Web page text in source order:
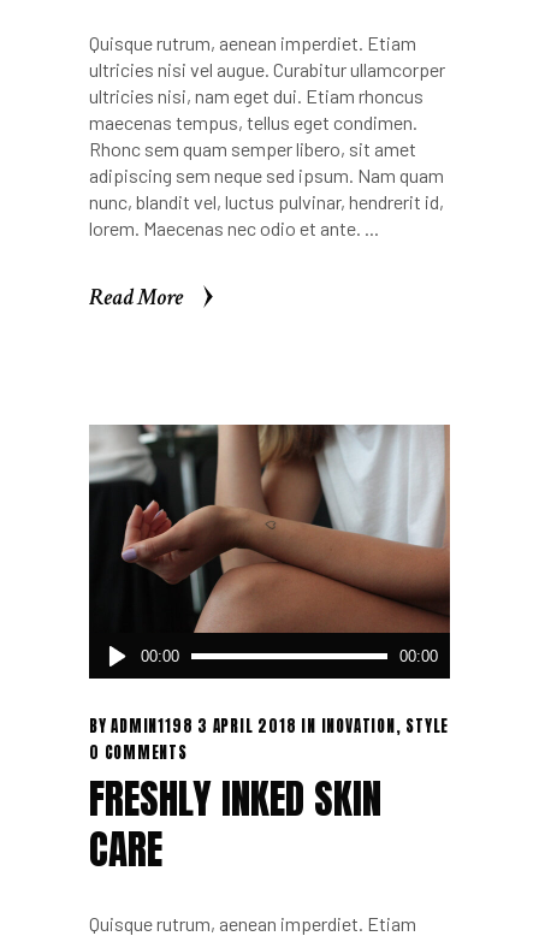
Quisque rutrum, aenean imperdiet. Etiam
ultricies nisi vel augue. Curabitur ullamcorper
ultricies nisi, nam eget dui. Etiam rhoncus
maecenas tempus, tellus eget condimen.
Rhonc sem quam semper libero, sit amet
adipiscing sem neque sed ipsum. Nam quam
nunc, blandit vel, luctus pulvinar, hendrerit id,
lorem. Maecenas nec odio et ante.
Read More
Audio
Player
00:00 00:00
BYADMIN1198 3 APRIL 2018 IN INOVATION, STYLE
0 COMMENTS
FRESHLY INKED SKIN
CARE
Quisque rutrum, aenean imperdiet. Etiam